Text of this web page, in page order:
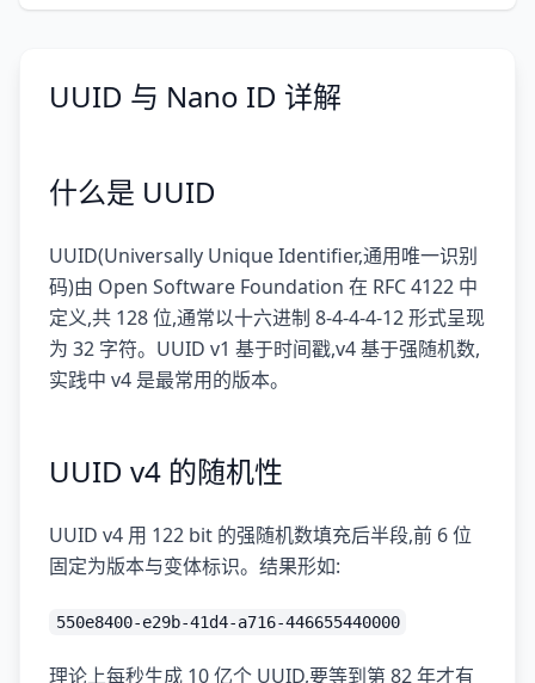
UUID 与 Nano ID 详解
什么是 UUID
UUID(Universally Unique Identifier,通用唯一识别
码)由 Open Software Foundation 在 RFC 4122 中
定义,共 128 位,通常以十六进制 8-4-4-4-12 形式呈现
为 32 字符。UUID v1 基于时间戳,v4 基于强随机数,
实践中 v4 是最常用的版本。
UUID v4 的随机性
UUID v4 用 122 bit 的强随机数填充后半段,前 6 位
固定为版本与变体标识。结果形如:
550e8400-e29b-41d4-a716-446655440000
理论上每秒生成 10 亿个 UUID,要等到第 82 年才有